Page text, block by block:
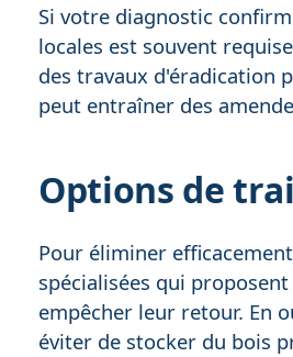
Si votre diagnostic
locales est souvent
des travaux d'éradication
peut entraîner des
Options de
Pour éliminer
spécialisées qui
empêcher leur retour. En
éviter de stocker du bois